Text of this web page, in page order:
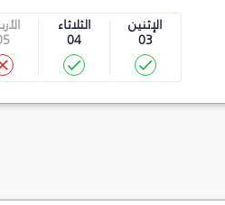
الإثنين
03
الثلاثاء
04